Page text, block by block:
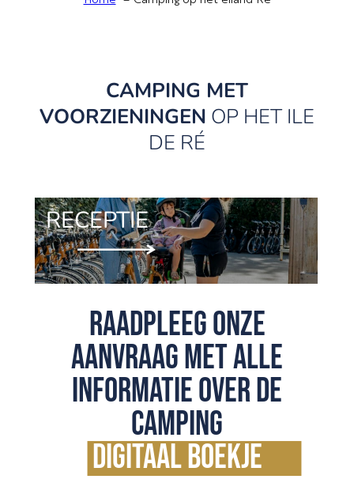
CAMPING MET
VOORZIENINGEN OP HET ILE
DE RÉ
RECEPTIE
raadpleeg onze
AANVRAAG met alle
informatie over de
camping
digitaal boekje